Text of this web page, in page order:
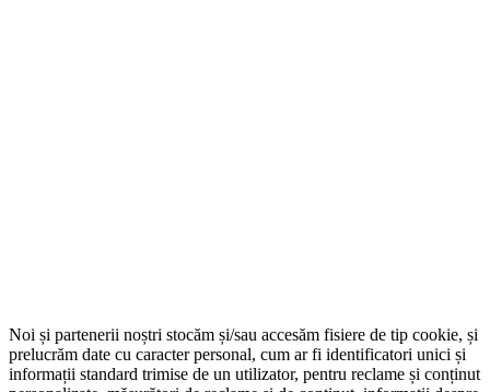
Noi și partenerii noștri stocăm și/sau accesăm fisiere de tip cookie, și
prelucrăm date cu caracter personal, cum ar fi identificatori unici și
informații standard trimise de un utilizator, pentru reclame și conținut